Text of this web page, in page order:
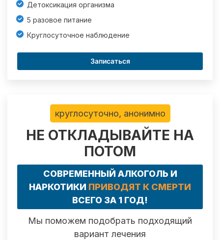
Детоксикация организма
5 разовое питание
Круглосуточное наблюдение
Записаться
круглосуточно, анонимно
НЕ ОТКЛАДЫВАЙТЕ НА
ПОТОМ
СОВРЕМЕННЫЙ АЛКОГОЛЬ И
НАРКОТИКИ ПРИВОДЯТ К СМЕРТИ
ВСЕГО ЗА 1 ГОД!
Мы поможем подобрать подходящий
вариант лечения